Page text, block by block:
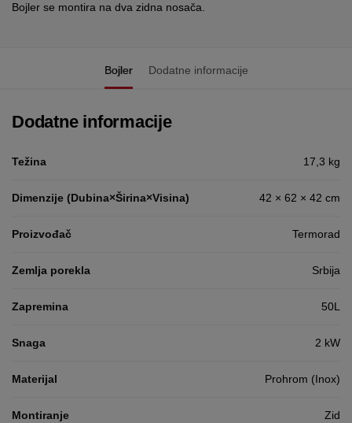
Bojler se montira na dva zidna nosača.
Bojler Dodatne informacije
Dodatne informacije
Težina 17,3 kg
Dimenzije (Dubina×Širina×Visina) 42 × 62 × 42 cm
Proizvođač Termorad
Zemlja porekla Srbija
Zapremina 50L
Snaga 2 kW
Materijal Prohrom (Inox)
Montiranje Zid